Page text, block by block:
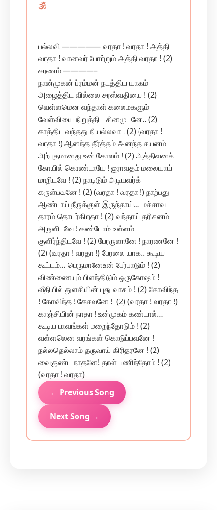
🕉️
பல்லவி ————— வரதா ! வரதா ! அத்தி
வரதா ! வானவர் போற்றும் அத்தி வரதா ! (2)
சரணம் ————–
நான்முகன் ப்ரம்மன் நடத்திய யாகம்
அழைத்திட வில்லை சரஸ்வதியை ! (2)
வெள்ளமென‌ வந்தாள் கலைமகளும்
வேள்வியை நிறுத்திட சினமுடனே.. (2)
காத்திட வந்தது நீ யல்லவா ! (2) (வரதா !
வரதா !) ஆனந்த தீர்த்தம் அனந்த சயனம்
அற்புதமானது உன் கோலம் ! (2) அத்திவனக்
கோயில் கொண்டாயே ! ஐராவதம் மலையாய்
மாறிடவே ! (2) நாடிடும் அடியவர்க்
கருள்பவனே ! (2) (வரதா ! வரதா !) நாற்பது
ஆண்டாய் நீருக்குள் இருந்தாய்… மச்சாவ
தாரம் தொடர்கிறதா ! (2) வந்தாய் தரிசனம்
அருளிடவே ! கண்டோம் உள்ளம்
குளிர்ந்திடவே ! (2) பேரருளானே ! நாரணனே !
(2) (வரதா ! வரதா !) பேரலை யாக.. கூடிய
கூட்டம்… பெருமானேஉன் பேர்பாடும் ! (2)
விண்ணையும் பிளந்திடும் ஒருகோஷம் !
வீதியில் துளசியின் புது வாசம் ! (2) கோவிந்த
! கோவிந்த ! கேசவனே !‍ (2) (வரதா ! வரதா !)
காஞ்சியின் நாதா ! உன்முகம் கண்டால்…
கூடிய பாவங்கள் மறைந்தோடும் ! (2)
வள்ளலென வரங்கள் கொடுப்பவனே !
நல்லதெல்லாம் தருவாய் கிரிதரனே ! (2)
வைகுண்ட நாதனே! தாள் பணிந்தோம் ! (2)
(வரதா ! வரதா)
← Previous Song
Next Song →